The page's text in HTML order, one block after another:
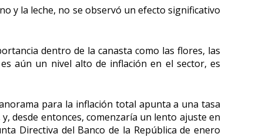
y la leche, no se observó un efecto significativo
dentro de la canasta como las flores, las
aún un nivel alto de inflación en el sector, es
para la inflación total apunta a una tasa
desde entonces, comenzaría un lento ajuste en
Directiva del Banco de la República de enero